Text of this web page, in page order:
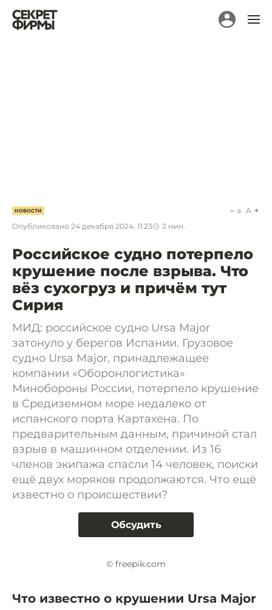
НОВОСТИ
Опубликовано 24 декабря 2024, 11:23 2 мин.
a A
Российское судно потерпело
крушение после взрыва. Что
вёз сухогруз и причём тут
Сирия
МИД: российское судно Ursa Major
затонуло у берегов Испании. Грузовое
судно Ursa Major, принадлежащее
компании «Оборонлогистика»
Минобороны России, потерпело крушение
в Средиземном море недалеко от
испанского порта Картахена. По
предварительным данным, причиной стал
взрыв в машинном отделении. Из 16
членов экипажа спасли 14 человек, поиски
ещё двух моряков продолжаются. Что ещё
известно о происшествии?
Обсудить
© freepik.com
Что известно о крушении Ursa Major